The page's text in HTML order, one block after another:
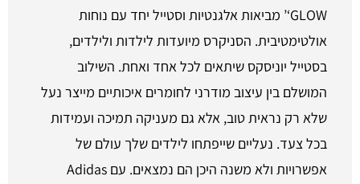
‘GLOW’ מביאות אלגנטיות וסטייל יחד עם נוחות
אולטימטיבית. הסניקרס מיועדות לילדות ולילדים,
בסטייל יוניסקס שיתאים לכל אחד ואחת. השילוב
המושלם בין עיצוב מודרני לחומרים איכותיים מייצר נעל
שלא רק נראית טוב, אלא גם מעניקה תמיכה ועמידות
בכל צעד. נעליים שייפתחו לילדים שלך עולם של
אפשרויות ולא משנה היכן הם נמצאים. עם Adidas